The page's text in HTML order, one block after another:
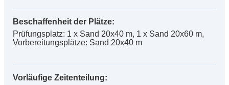
Beschaffenheit der Plätze:
Prüfungsplatz: 1 x Sand 20x40 m, 1 x Sand 20x60 m,
Vorbereitungsplätze: Sand 20x40 m
Vorläufige Zeitenteilung: